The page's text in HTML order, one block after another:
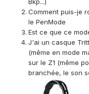
Bkp...)
Comment puis-je
le PenMode
Est ce que ce
J'ai un casque
(même en mode
sur le Z1 (même
branchée, le son